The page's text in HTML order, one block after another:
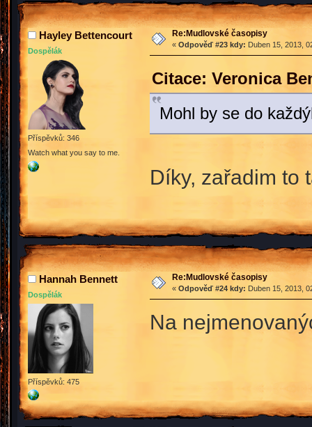
Hayley Bettencourt
Dospělák
Příspěvků: 346
Watch what you say to me.
Re:Mudlovské časopisy
« Odpověď #23 kdy: Duben 15, 2013,
Citace: Veronica
Mohl by se do
Díky, zařadim to
Hannah Bennett
Dospělák
Příspěvků: 475
Re:Mudlovské časopisy
« Odpověď #24 kdy: Duben 15, 2013,
Na